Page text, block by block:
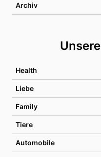
Archiv
Health
Liebe
Family
Tiere
Automobile